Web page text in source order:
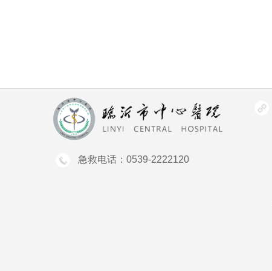
急救电话：0539-2222120